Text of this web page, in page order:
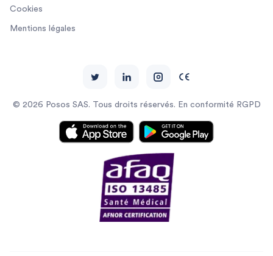
© 2026 Posos SAS. Tous droits réservés. En conformité RGPD
Cookies
Mentions légales